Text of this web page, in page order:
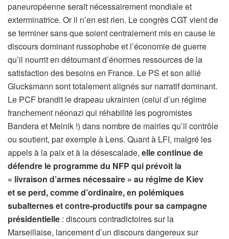
paneuropéenne serait nécessairement mondiale et
exterminatrice. Or il n’en est rien. Le congrès CGT vient de
se terminer sans que soient centralement mis en cause le
discours dominant russophobe et l’économie de guerre
qu’il nourrit en détournant d’énormes ressources de la
satisfaction des besoins en France. Le PS et son allié
Glucksmann sont totalement alignés sur narratif dominant.
Le PCF brandit le drapeau ukrainien (celui d’un régime
franchement néonazi qui réhabilité les pogromistes
Bandera et Melnik !) dans nombre de mairies qu’il contrôle
ou soutient, par exemple à Lens. Quant à LFI, malgré les
appels à la paix et à la désescalade, elle continue de
défendre le programme du NFP qui prévoit la
« livraison d’armes nécessaire » au régime de Kiev
et se perd, comme d’ordinaire, en polémiques
subalternes et contre-productifs pour sa campagne
présidentielle : discours contradictoires sur la
Marseillaise, lancement d’un discours dangereux sur